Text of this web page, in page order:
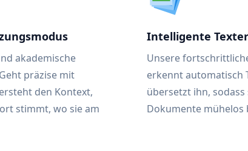
akademische
präzise mit
den Kontext,
stimmt, wo sie am
Intelligente
Unsere
erkennt automatisch
übersetzt ihn,
Dokumente mühelos